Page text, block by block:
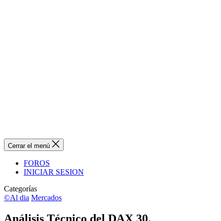
Cerrar el menú
FOROS
INICIAR SESION
Categorías
©Al dia Mercados